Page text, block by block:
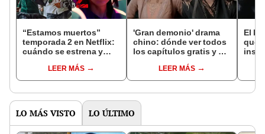
“Estamos muertos”
temporada 2 en Netflix:
cuándo se estrena y
temporadaLEER MÁS
'Gran demonio' drama
chino: dónde ver todos
los capítulos gratis y en
LEER MÁS
El k-
que
LO MÁS VISTO LO ÚLTIMO